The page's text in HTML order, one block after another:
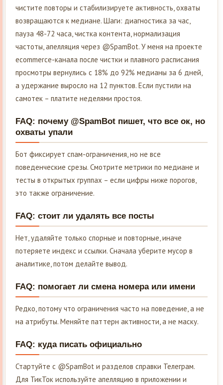
чистите повторы и стабилизируете активность, охваты
возвращаются к медиане. Шаги: диагностика за час,
пауза 48-72 часа, чистка контента, нормализация
частоты, апелляция через @SpamBot. У меня на проекте
ecommerce-канала после чистки и плавного расписания
просмотры вернулись с 18% до 92% медианы за 6 дней,
а удержание выросло на 12 пунктов. Если пустили на
самотек – платите неделями простоя.
FAQ: почему @SpamBot пишет, что все ок, но
охваты упали
Бот фиксирует спам-ограничения, но не все
поведенческие срезы. Смотрите метрики по медиане и
тесты в открытых группах – если цифры ниже порогов,
это также ограничение.
FAQ: стоит ли удалять все посты
Нет, удаляйте только спорные и повторные, иначе
потеряете индекс и ссылки. Сначала уберите мусор в
аналитике, потом делайте вывод.
FAQ: помогает ли смена номера или имени
Редко, потому что ограничения часто на поведение, а не
на атрибуты. Меняйте паттерн активности, а не маску.
FAQ: куда писать официально
Стартуйте с @SpamBot и разделов справки Телеграм.
Для ТикТок используйте апелляцию в приложении и